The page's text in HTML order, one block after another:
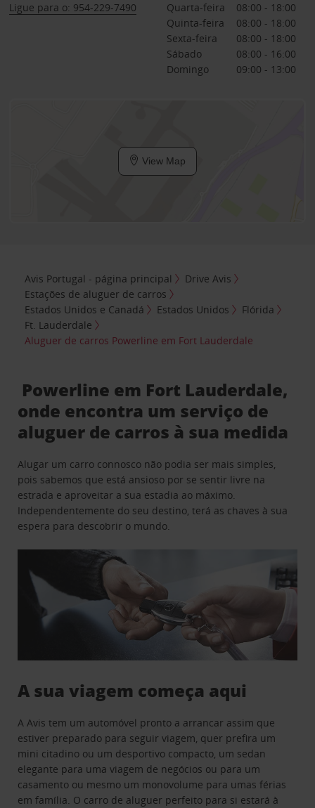
Ligue para o: 954-229-7490
Quarta-feira
08:00 - 18:00
Quinta-feira
08:00 - 18:00
Sexta-feira
08:00 - 18:00
Sábado
08:00 - 16:00
Domingo
09:00 - 13:00
View Map
Avis Portugal - página principal
Drive Avis
Estações de aluguer de carros
Estados Unidos e Canadá
Estados Unidos
Flórida
Ft. Lauderdale
Aluguer de carros Powerline em Fort Lauderdale
Powerline em Fort Lauderdale,
onde encontra um serviço de
aluguer de carros à sua medida
Alugar um carro connosco não podia ser mais simples,
pois sabemos que está ansioso por se sentir livre na
estrada e aproveitar a sua estadia ao máximo.
Independentemente do seu destino, terá as chaves à sua
espera para descobrir o mundo.
A sua viagem começa aqui
A Avis tem um automóvel pronto a arrancar assim que
estiver preparado para seguir viagem, quer prefira um
mini citadino ou um desportivo compacto, um sedan
elegante para uma viagem de negócios ou para um
casamento ou mesmo um monovolume para umas férias
em família. O carro de aluguer perfeito para si estará à